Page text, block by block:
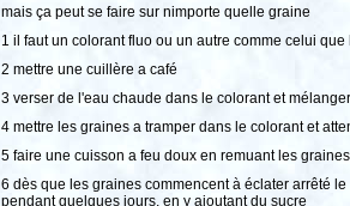
mais ça peut se faire sur nimporte quelle graine
1 il faut un colorant fluo ou un autre comme celui
2 mettre une cuillère a café
3 verser de l'eau chaude dans le colorant et
4 mettre les graines a tramper dans le colorant et
5 faire une cuisson a feu doux en remuant les graines
6 dès que les graines commencent à éclater arrêté
pendant quelques jours, en y ajoutant du sucre